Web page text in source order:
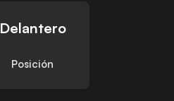
Delantero
Posición